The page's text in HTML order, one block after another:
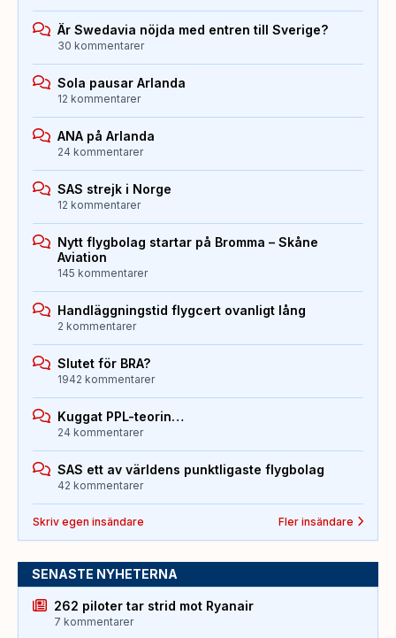
Är Swedavia nöjda med entren till Sverige?
30 kommentarer
Sola pausar Arlanda
12 kommentarer
ANA på Arlanda
24 kommentarer
SAS strejk i Norge
12 kommentarer
Nytt flygbolag startar på Bromma – Skåne
Aviation
145 kommentarer
Handläggningstid flygcert ovanligt lång
2 kommentarer
Slutet för BRA?
1942 kommentarer
Kuggat PPL-teorin…
24 kommentarer
SAS ett av världens punktligaste flygbolag
42 kommentarer
Skriv egen insändare Fler insändare
SENASTE NYHETERNA
262 piloter tar strid mot Ryanair
7 kommentarer